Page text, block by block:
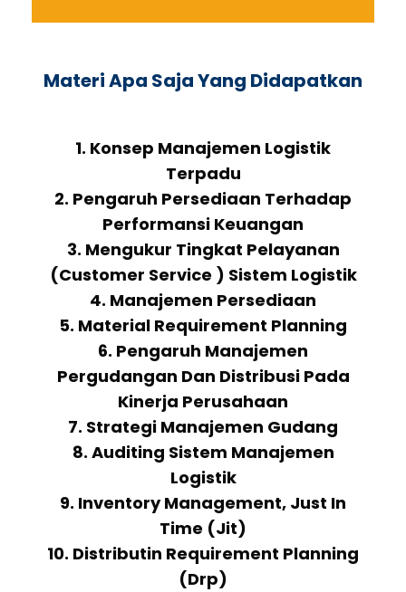
Materi Apa Saja Yang Didapatkan
1. Konsep Manajemen Logistik
Terpadu
2. Pengaruh Persediaan Terhadap
Performansi Keuangan
3. Mengukur Tingkat Pelayanan
(Customer Service ) Sistem Logistik
4. Manajemen Persediaan
5. Material Requirement Planning
6. Pengaruh Manajemen
Pergudangan Dan Distribusi Pada
Kinerja Perusahaan
7. Strategi Manajemen Gudang
8. Auditing Sistem Manajemen
Logistik
9. Inventory Management, Just In
Time (Jit)
10. Distributin Requirement Planning
(Drp)